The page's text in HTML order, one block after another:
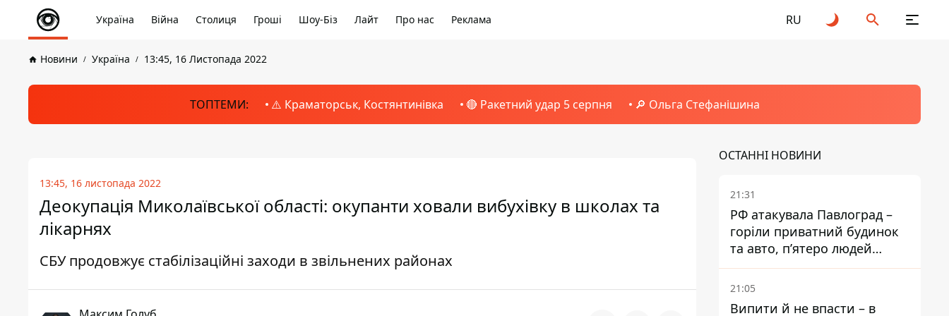
Україна Війна Столиця Гроші Шоу-Біз Лайт Про нас Реклама RU
Новини Україна 13:45, 16 Листопада 2022
ТОПТЕМИ: ⚠️ Краматорськ, Костянтинівка 🔴 Ракетний удар 5 серпня 🔎 Ольга Стефанішина
13:45, 16 листопада 2022
Деокупація Миколаївської області: окупанти ховали вибухівку в школах та
лікарнях
СБУ продовжує стабілізаційні заходи в звільнених районах
ОСТАННІ НОВИНИ
21:31
РФ атакувала Павлоград –
горіли приватний будинок
та авто, п’ятеро людей
поранені
21:05
Випити й не впасти – в